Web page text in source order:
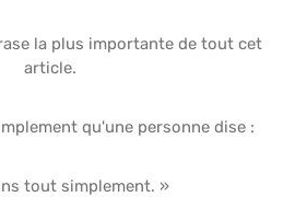
la plus importante de tout cet
article.
qu'une personne dise :
tout simplement. »